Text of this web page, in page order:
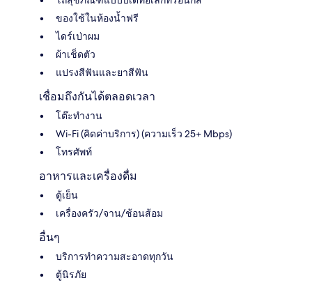
ของใช้ในห้องน้ำฟรี
ไดร์เป่าผม
ผ้าเช็ดตัว
แปรงสีฟันและยาสีฟัน
เชื่อมถึงกันได้ตลอดเวลา
โต๊ะทำงาน
Wi-Fi (คิดค่าบริการ) (ความเร็ว 25+ Mbps)
โทรศัพท์
อาหารและเครื่องดื่ม
ตู้เย็น
เครื่องครัว/จาน/ช้อนส้อม
อื่นๆ
บริการทำความสะอาดทุกวัน
ตู้นิรภัย